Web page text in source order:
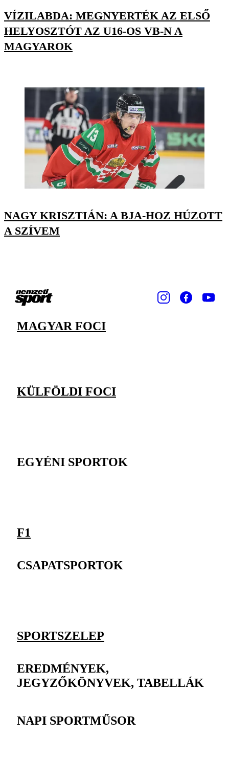
VÍZILABDA: MEGNYERTÉK AZ ELSŐ
HELYOSZTÓT AZ U16-OS VB-N A
MAGYAROK
NAGY KRISZTIÁN: A BJA-HOZ HÚZOTT
A SZÍVEM
MAGYAR FOCI
KÜLFÖLDI FOCI
EGYÉNI SPORTOK
F1
CSAPATSPORTOK
SPORTSZELEP
EREDMÉNYEK,
JEGYZŐKÖNYVEK, TABELLÁK
NAPI SPORTMŰSOR